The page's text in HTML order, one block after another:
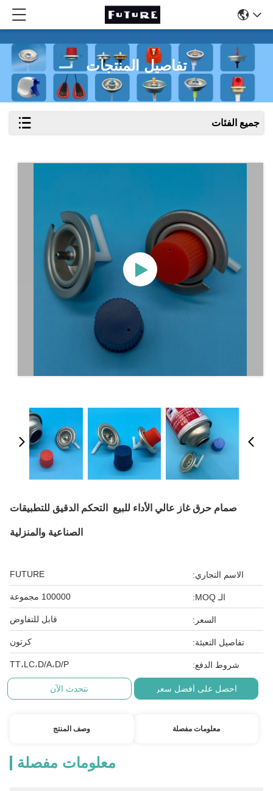
تفاصيل المنتجات
جميع الفئات
صمام حرق غاز عالي الأداء للبيع ‬ التحكم الدقيق للتطبيقات
الصناعية والمنزلية
الاسم التجاري: FUTURE
الـ MOQ: 100000 مجموعة
السعر: قابل للتفاوض
تفاصيل التعبئة: كرتون
شروط الدفع: TT،LC،D/A،D/P
احصل على أفضل سعر نتحدث الآن
معلومات مفصلة وصف المنتج
معلومات مفصلة